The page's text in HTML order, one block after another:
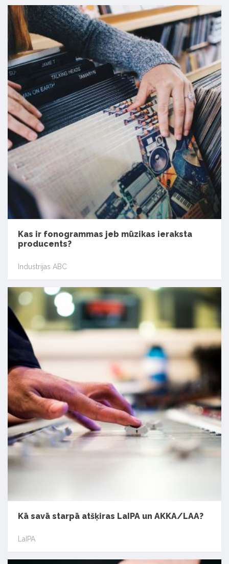
Kas ir fonogrammas jeb mūzikas ieraksta
producents?
Industrijas ABC
Kā savā starpā atšķiras LaIPA un AKKA/LAA?
LaIPA